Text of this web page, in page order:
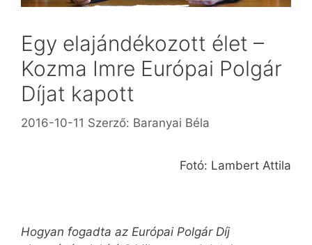
Egy elajándékozott élet –
Kozma Imre Európai Polgár
Díjat kapott
2016-10-11 Szerző: Baranyai Béla
Fotó: Lambert Attila
Hogyan fogadta az Európai Polgár Díj